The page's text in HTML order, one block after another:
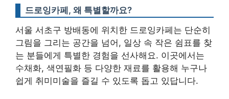
드로잉카페, 왜 특별할까요?
서울 서초구 방배동에 위치한 드로잉카페는 단순히
그림을 그리는 공간을 넘어, 일상 속 작은 쉼표를 찾
는 분들에게 특별한 경험을 선사해요. 이곳에서는
수채화, 색연필화 등 다양한 재료를 활용해 누구나
쉽게 취미미술을 즐길 수 있도록 돕고 있답니다.